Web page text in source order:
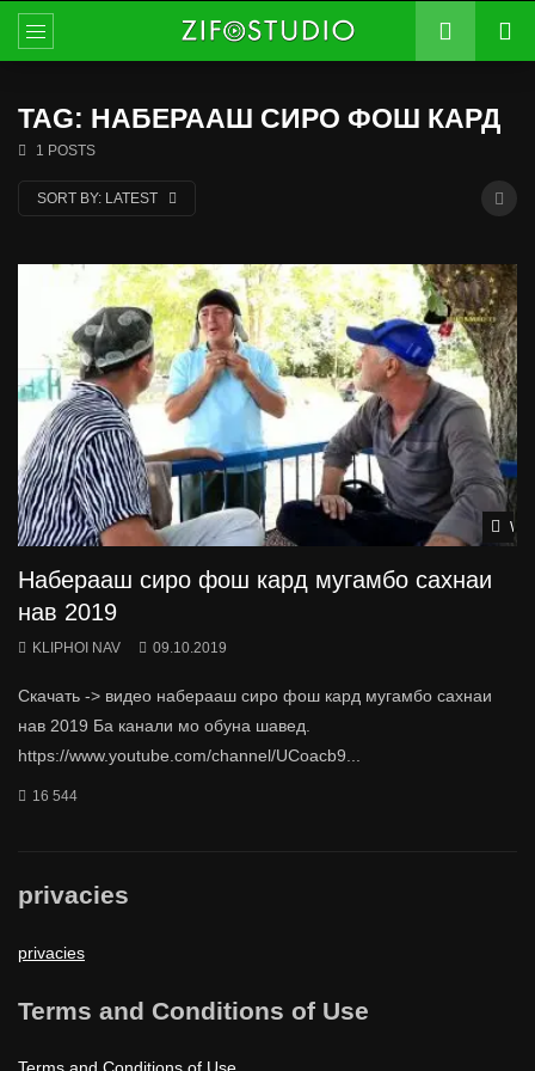
TAG: НАБЕРААШ СИРО ФОШ КАРД
1 POSTS
SORT BY: LATEST
Наберааш сиро фош кард мугамбо сахнаи
нав 2019
KLIPHOI NAV 09.10.2019
Скачать -> видео наберааш сиро фош кард мугамбо сахнаи
нав 2019 Ба канали мо обуна шавед.
https://www.youtube.com/channel/UCoacb9...
16 544
privacies
privacies
Terms and Conditions of Use